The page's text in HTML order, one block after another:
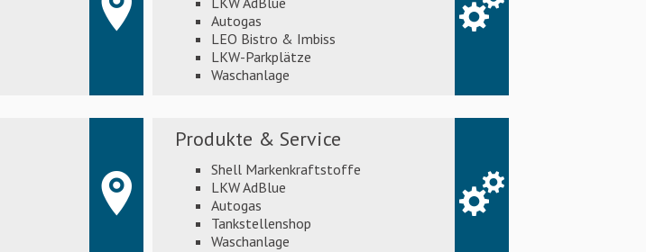
Autogas
LEO Bistro & Imbiss
LKW-Parkplätze
Waschanlage
Produkte & Service
Shell Markenkraftstoffe
LKW AdBlue
Autogas
Tankstellenshop
Waschanlage